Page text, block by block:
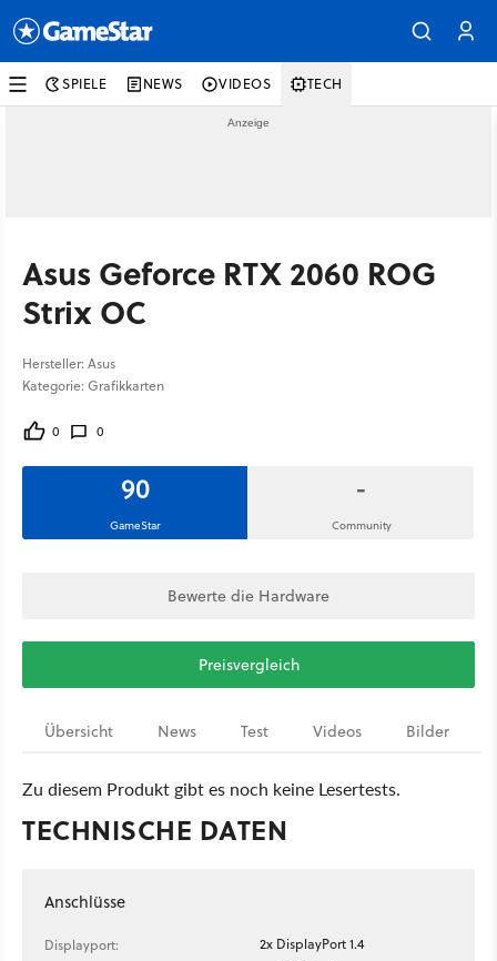
SPIELE NEWS VIDEOS TECH
Asus Geforce RTX 2060 ROG
Strix OC
Hersteller: Asus
Kategorie: Grafikkarten
0 0
90
GameStar
-
Community
Bewerte die Hardware
Preisvergleich
Übersicht News Test Videos Bilder
Zu diesem Produkt gibt es noch keine Lesertests.
TECHNISCHE DATEN
Anschlüsse
Displayport:
2x DisplayPort 1.4